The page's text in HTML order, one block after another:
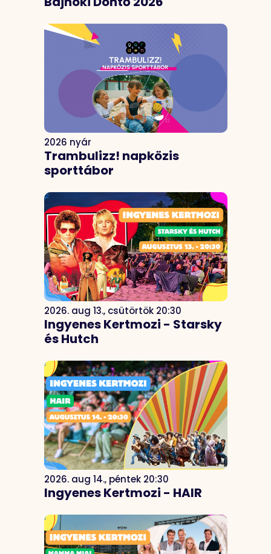
2026 nyár
Trambulizz! napközis
sporttábor
2026. aug 13., csütörtök 20:30
Ingyenes Kertmozi - Starsky
és Hutch
2026. aug 14., péntek 20:30
Ingyenes Kertmozi - HAIR